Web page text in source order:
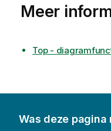
Meer
Top -
Was deze pagina